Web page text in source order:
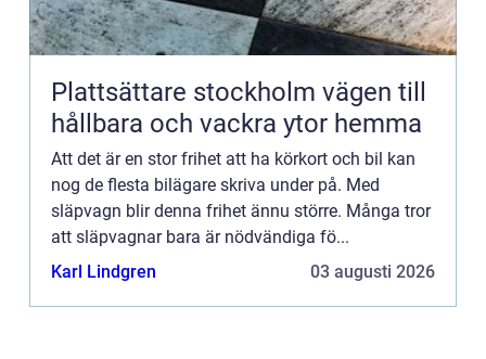
Plattsättare stockholm vägen till
hållbara och vackra ytor hemma
Att det är en stor frihet att ha körkort och bil kan
nog de flesta bilägare skriva under på. Med
släpvagn blir denna frihet ännu större. Många tror
att släpvagnar bara är nödvändiga fö...
Karl Lindgren
03 augusti 2026